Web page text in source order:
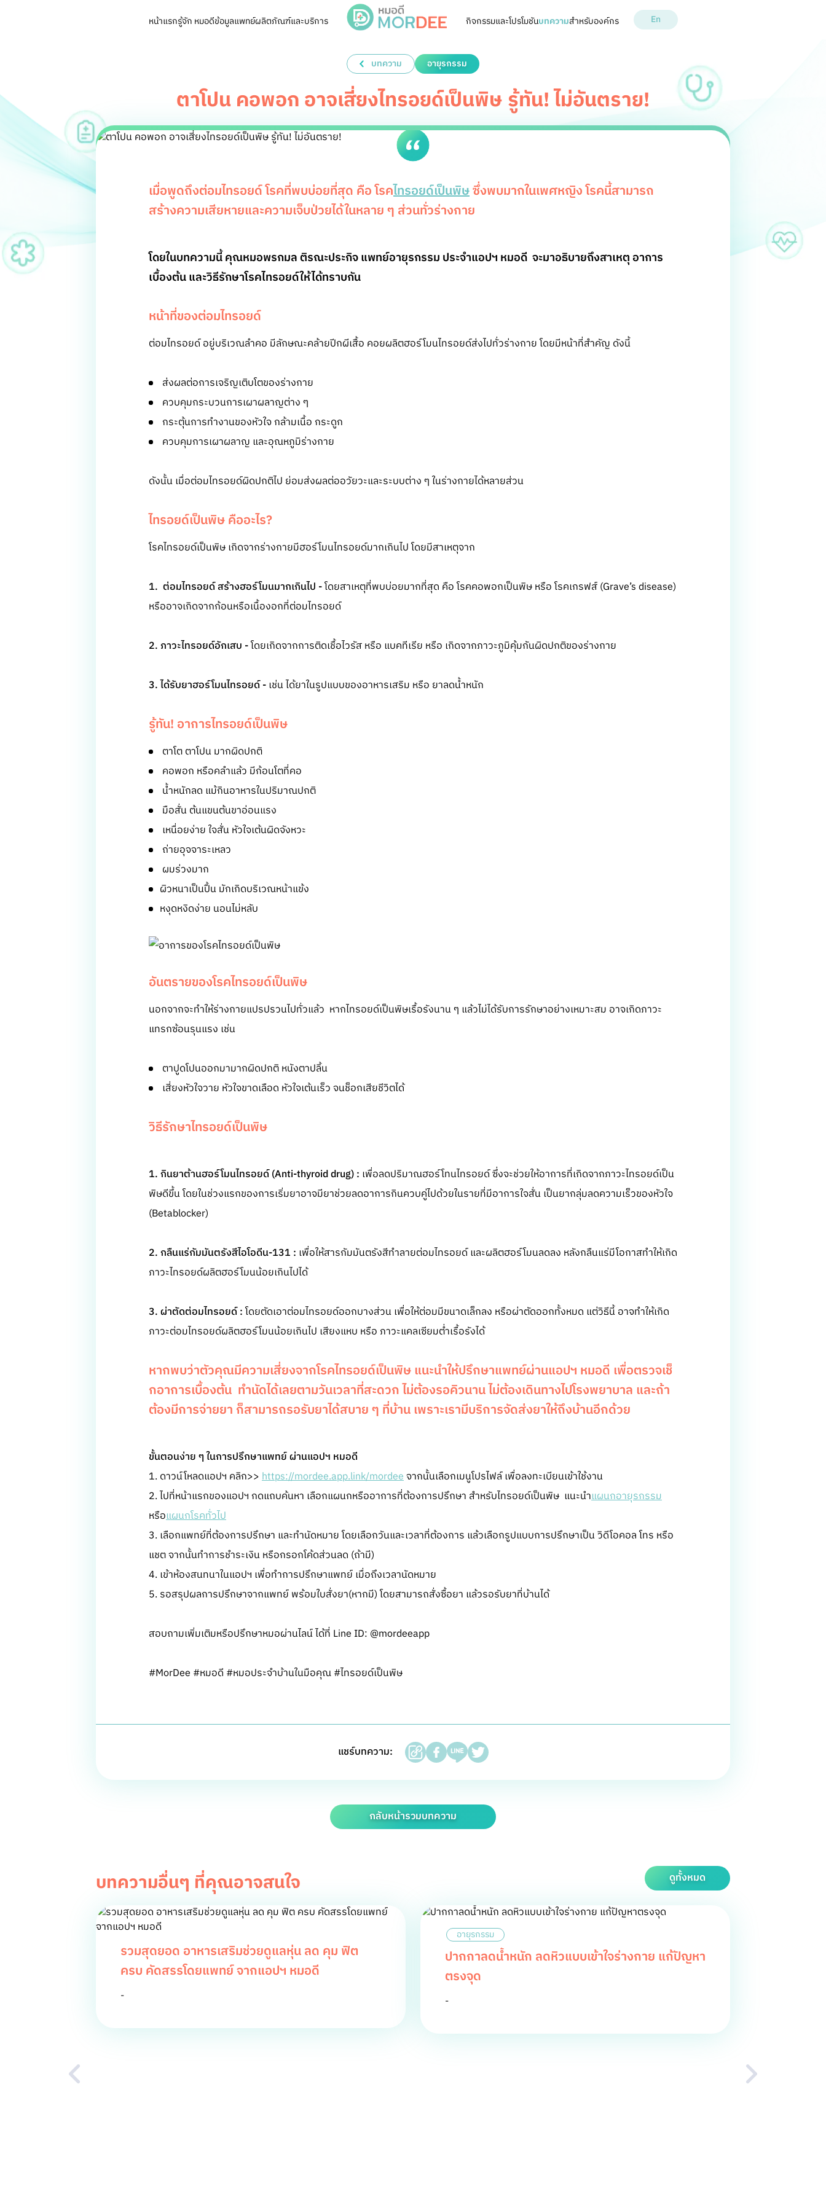
หน้าแรกรู้จัก หมอดีข้อมูลแพทย์ผลิตภัณฑ์และบริการ กิจกรรมและโปรโมชันบทความสำหรับองค์กร En
บทความ อายุรกรรม
ตาโปน คอพอก อาจเสี่ยงไทรอยด์เป็นพิษ รู้ทัน! ไม่อันตราย!
เมื่อพูดถึงต่อมไทรอยด์ โรคที่พบบ่อยที่สุด คือ โรคไทรอยด์เป็นพิษซึ่งพบมากในเพศหญิง โรคนี้สามารถ
สร้างความเสียหายและความเจ็บป่วยได้ในหลาย ๆ ส่วนทั่วร่างกาย
โดยในบทความนี้ คุณหมอพรกมล ติรณะประกิจ แพทย์อายุรกรรม ประจำแอปฯ หมอดี จะมาอธิบายถึงสาเหตุ อาการ
เบื้องต้น และวิธีรักษาโรคไทรอยด์ให้ได้ทราบกัน
หน้าที่ของต่อมไทรอยด์
ต่อมไทรอยด์ อยู่บริเวณลำคอ มีลักษณะคล้ายปีกผีเสื้อ คอยผลิตฮอร์โมนไทรอยด์ส่งไปทั่วร่างกาย โดยมีหน้าที่สำคัญ ดังนี้
ส่งผลต่อการเจริญเติบโตของร่างกาย
ควบคุมกระบวนการเผาผลาญต่าง ๆ
กระตุ้นการทำงานของหัวใจ กล้ามเนื้อ กระดูก
ควบคุมการเผาผลาญ และอุณหภูมิร่างกาย
ดังนั้น เมื่อต่อมไทรอยด์ผิดปกติไป ย่อมส่งผลต่ออวัยวะและระบบต่าง ๆ ในร่างกายได้หลายส่วน
ไทรอยด์เป็นพิษ คืออะไร?
โรคไทรอยด์เป็นพิษ เกิดจากร่างกายมีฮอร์โมนไทรอยด์มากเกินไป โดยมีสาเหตุจาก
1. ต่อมไทรอยด์ สร้างฮอร์โมนมากเกินไป -โดยสาเหตุที่พบบ่อยมากที่สุด คือ โรคคอพอกเป็นพิษ หรือ โรคเกรฟส์ (Grave’s disease)
หรืออาจเกิดจากก้อนหรือเนื้องอกที่ต่อมไทรอยด์
2. ภาวะไทรอยด์อักเสบ -โดยเกิดจากการติดเชื้อไวรัส หรือ แบคทีเรีย หรือ เกิดจากภาวะภูมิคุ้มกันผิดปกติของร่างกาย
3. ได้รับยาฮอร์โมนไทรอยด์ -เช่น ได้ยาในรูปแบบของอาหารเสริม หรือ ยาลดน้ำหนัก
รู้ทัน! อาการไทรอยด์เป็นพิษ
ตาโต ตาโปน มากผิดปกติ
คอพอก หรือคลำแล้ว มีก้อนโตที่คอ
น้ำหนักลด แม้กินอาหารในปริมาณปกติ
มือสั่น ต้นแขนต้นขาอ่อนแรง
เหนื่อยง่าย ใจสั่น หัวใจเต้นผิดจังหวะ
ถ่ายอุจจาระเหลว
ผมร่วงมาก
ผิวหนาเป็นปื้น มักเกิดบริเวณหน้าแข้ง
หงุดหงิดง่าย นอนไม่หลับ
อันตรายของโรคไทรอยด์เป็นพิษ
นอกจากจะทำให้ร่างกายแปรปรวนไปทั่วแล้ว หากไทรอยด์เป็นพิษเรื้อรังนาน ๆ แล้วไม่ได้รับการรักษาอย่างเหมาะสม อาจเกิดภาวะ
แทรกซ้อนรุนแรง เช่น
ตาปูดโปนออกมามากผิดปกติ หนังตาปลิ้น
เสี่ยงหัวใจวาย หัวใจขาดเลือด หัวใจเต้นเร็ว จนช็อกเสียชีวิตได้
วิธีรักษาไทรอยด์เป็นพิษ
1. กินยาต้านฮอร์โมนไทรอยด์ (Anti-thyroid drug) : เพื่อลดปริมาณฮอร์โทนไทรอยด์ ซึ่งจะช่วยให้อาการที่เกิดจากภาวะไทรอยด์เป็น
พิษดีขึ้น โดยในช่วงแรกของการเริ่มยาอาจมียาช่วยลดอาการกินควบคู่ไปด้วยในรายที่มีอาการใจสั่น เป็นยากลุ่มลดความเร็วของหัวใจ
(Betablocker)
2. กลืนแร่กัมมันตรังสีไอโอดีน-131 : เพื่อให้สารกัมมันตรังสีทำลายต่อมไทรอยด์ และผลิตฮอร์โมนลดลง หลังกลืนแร่มีโอกาสทำให้เกิด
ภาวะไทรอยด์ผลิตฮอร์โมนน้อยเกินไปได้
3. ผ่าตัดต่อมไทรอยด์ :โดยตัดเอาต่อมไทรอยด์ออกบางส่วน เพื่อให้ต่อมมีขนาดเล็กลง หรือผ่าตัดออกทั้งหมด แต่วิธีนี้ อาจทำให้เกิด
ภาวะต่อมไทรอยด์ผลิตฮอร์โมนน้อยเกินไป เสียงแหบ หรือ ภาวะแคลเซียมต่ำเรื้อรังได้
หากพบว่าตัวคุณมีความเสี่ยงจากโรคไทรอยด์เป็นพิษ แนะนำให้ปรึกษาแพทย์ผ่านแอปฯ หมอดี เพื่อตรวจเช็
กอาการเบื้องต้น ทำนัดได้เลยตามวันเวลาที่สะดวก ไม่ต้องรอคิวนาน ไม่ต้องเดินทางไปโรงพยาบาล และถ้า
ต้องมีการจ่ายยา ก็สามารถรอรับยาได้สบาย ๆ ที่บ้าน เพราะเรามีบริการจัดส่งยาให้ถึงบ้านอีกด้วย
ขั้นตอนง่าย ๆ ในการปรึกษาแพทย์ ผ่านแอปฯ หมอดี
1. ดาวน์โหลดแอปฯ คลิก>>https://mordee.app.link/mordeeจากนั้นเลือกเมนูโปรไฟล์ เพื่อลงทะเบียนเข้าใช้งาน
2. ไปที่หน้าแรกของแอปฯ กดแถบค้นหา เลือกแผนกหรืออาการที่ต้องการปรึกษา สำหรับไทรอยด์เป็นพิษ แนะนำแผนกอายุรกรรม
หรือแผนกโรคทั่วไป
3. เลือกแพทย์ที่ต้องการปรึกษา และทำนัดหมาย โดยเลือกวันและเวลาที่ต้องการ แล้วเลือกรูปแบบการปรึกษาเป็น วิดีโอคอล โทร หรือ
แชต จากนั้นทำการชำระเงิน หรือกรอกโค้ดส่วนลด (ถ้ามี)
4. เข้าห้องสนทนาในแอปฯ เพื่อทำการปรึกษาแพทย์ เมื่อถึงเวลานัดหมาย
5. รอสรุปผลการปรึกษาจากแพทย์ พร้อมใบสั่งยา(หากมี) โดยสามารถสั่งซื้อยา แล้วรอรับยาที่บ้านได้
สอบถามเพิ่มเติมหรือปรึกษาหมอผ่านไลน์ ได้ที่ Line ID: @mordeeapp
#MorDee #หมอดี #หมอประจำบ้านในมือคุณ #ไทรอยด์เป็นพิษ
แชร์บทความ:
กลับหน้ารวมบทความ
บทความอื่นๆ ที่คุณอาจสนใจ ดูทั้งหมด
รวมสุดยอด อาหารเสริมช่วยดูแลหุ่น ลด คุม ฟิต
ครบ คัดสรรโดยแพทย์ จากแอปฯ หมอดี
-
อายุรกรรม
ปากกาลดน้ำหนัก ลดหิวแบบเข้าใจร่างกาย แก้ปัญหา
ตรงจุด
-